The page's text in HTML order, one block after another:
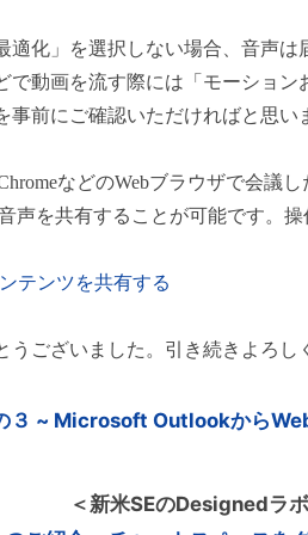
化」を選択しない場合、音声は
動画を流す際には「モーション
前にご確認いただければと思い
などのWebブラウザで会議し
声を共有することが可能です。
テンツを共有する
ございました。引き続きよろし
~ Microsoft Outlookから
＜新米SEのDesignedラ